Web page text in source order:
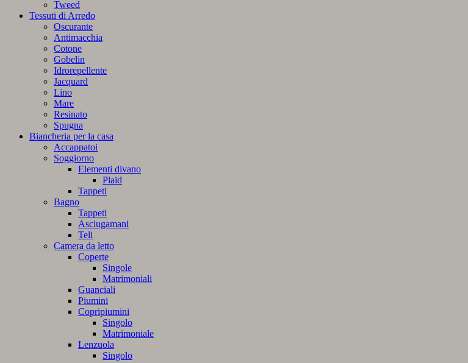
Tweed
Tessuti di Arredo
Oscurante
Antimacchia
Cotone
Gobelin
Idrorepellente
Jacquard
Lino
Mare
Resinato
Spugna
Biancheria per la casa
Accappatoi
Soggiorno
Elementi divano
Plaid
Tappeti
Bagno
Tappeti
Asciugamani
Teli
Camera da letto
Coperte
Singole
Matrimoniali
Guanciali
Piumini
Copripiumini
Singolo
Matrimoniale
Lenzuola
Singolo